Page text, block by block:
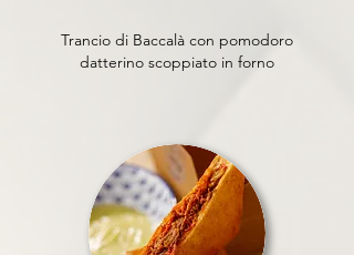
Trancio di Baccalà con pomodoro
datterino scoppiato in forno